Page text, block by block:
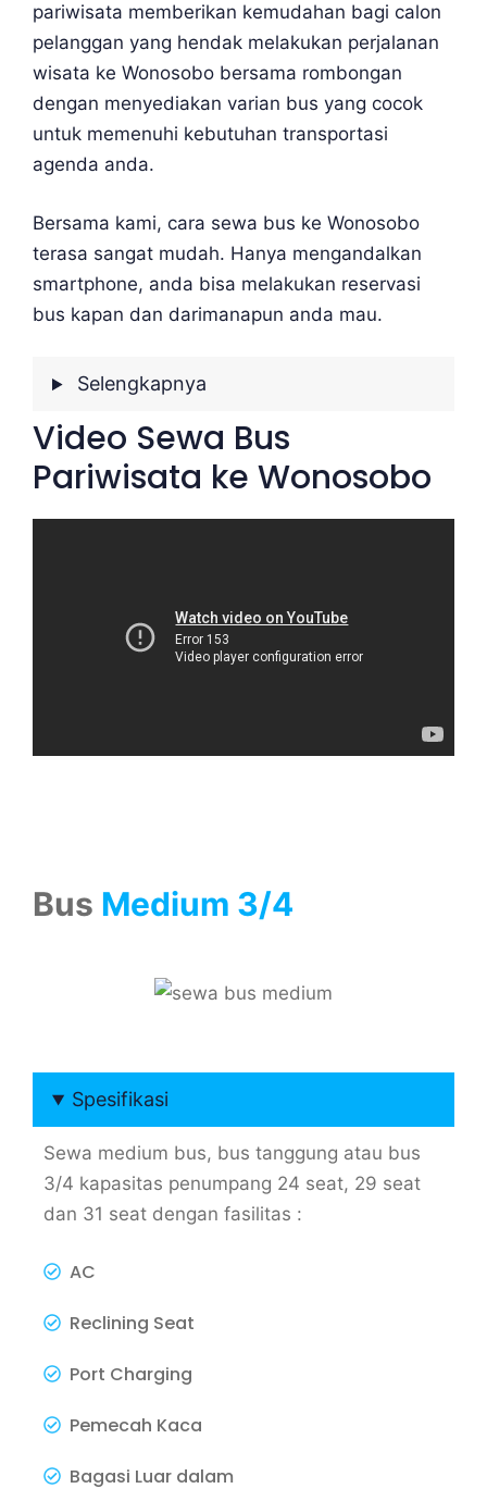
pariwisata memberikan kemudahan bagi calon
pelanggan yang hendak melakukan perjalanan
wisata ke Wonosobo bersama rombongan
dengan menyediakan varian bus yang cocok
untuk memenuhi kebutuhan transportasi
agenda anda.
Bersama kami, cara sewa bus ke Wonosobo
terasa sangat mudah. Hanya mengandalkan
smartphone, anda bisa melakukan reservasi
bus kapan dan darimanapun anda mau.
Selengkapnya
Video Sewa Bus
Pariwisata ke Wonosobo
Bus Medium 3/4
Spesifikasi
Sewa medium bus, bus tanggung atau bus
3/4 kapasitas penumpang 24 seat, 29 seat
dan 31 seat dengan fasilitas :
AC
Reclining Seat
Port Charging
Pemecah Kaca
Bagasi Luar dalam